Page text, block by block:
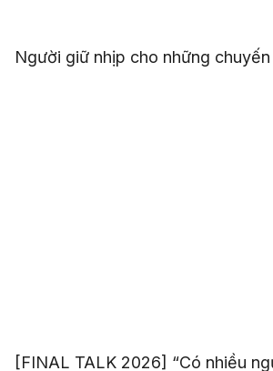
Người giữ nhịp cho những
[FINAL TALK 2026] “Có nhiều